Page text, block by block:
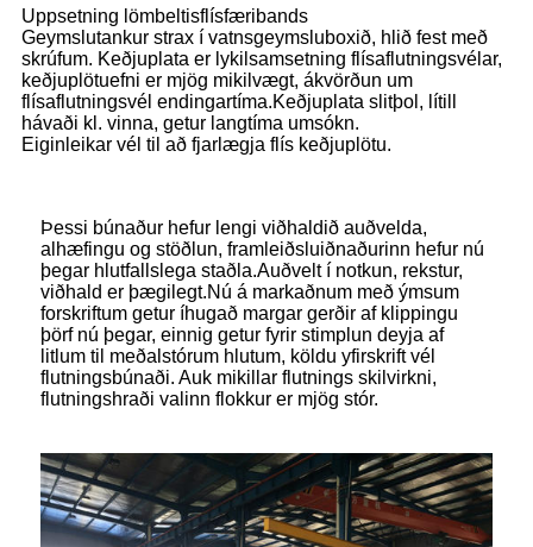
Uppsetning lömbeltisflísfæribands
Geymslutankur strax í vatnsgeymsluboxið, hlið fest með
skrúfum. Keðjuplata er lykilsamsetning flísaflutningsvélar,
keðjuplötuefni er mjög mikilvægt, ákvörðun um
flísaflutningsvél endingartíma.Keðjuplata slitþol, lítill
hávaði kl. vinna, getur langtíma umsókn.
Eiginleikar vél til að fjarlægja flís keðjuplötu.
Þessi búnaður hefur lengi viðhaldið auðvelda,
alhæfingu og stöðlun, framleiðsluiðnaðurinn hefur nú
þegar hlutfallslega staðla.Auðvelt í notkun, rekstur,
viðhald er þægilegt.Nú á markaðnum með ýmsum
forskriftum getur íhugað margar gerðir af klippingu
þörf nú þegar, einnig getur fyrir stimplun deyja af
litlum til meðalstórum hlutum, köldu yfirskrift vél
flutningsbúnaði. Auk mikillar flutnings skilvirkni,
flutningshraði valinn flokkur er mjög stór.